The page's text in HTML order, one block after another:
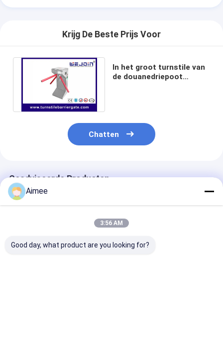
Krijg De Beste Prijs Voor
In het groot turnstile van
de douanedriepoot
Chatten
Geadviseerde Producten
Aimee
3:56 AM
Good day, what product are you looking for?